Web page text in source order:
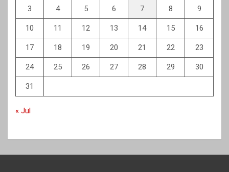
3 4 5 6 7 8 9
10 11 12 13 14 15 16
17 18 19 20 21 22 23
24 25 26 27 28 29 30
31
« Jul